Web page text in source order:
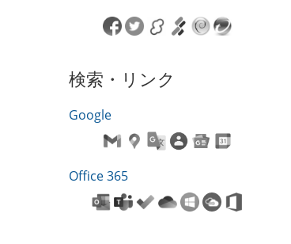
検索・リンク
Google
Office 365